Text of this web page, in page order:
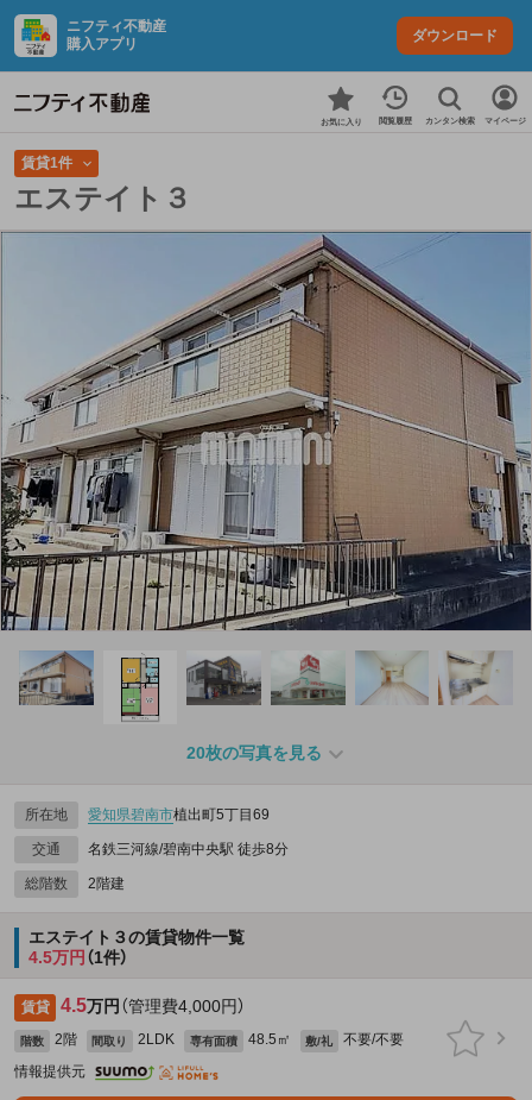
ニフティ不動産
購入アプリ
ダウンロード
お気に入り 閲覧履歴 カンタン検索 マイページ
賃貸1件
エステイト３
20枚の写真を見る
所在地 愛知県碧南市植出町5丁目69
交通 名鉄三河線/碧南中央駅 徒歩8分
総階数 2階建
エステイト３の賃貸物件一覧
4.5万円 （1件）
賃貸 4.5万円 （管理費4,000円）
階数 2階 間取り 2LDK 専有面積 48.5㎡ 敷/礼
不要/不要
情報提供元